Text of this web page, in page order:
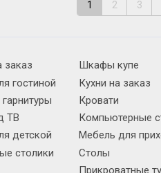
1 2 3
Шкафы купе
гостиной
Кухни на заказ
Кровати
ТВ
Компьютерные
детской
Мебель для
столики
Столы
Прикроватные